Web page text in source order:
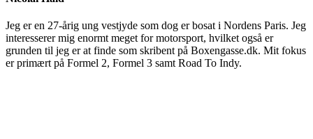
Jeg er en 27-årig ung vestjyde som dog er bosat i Nordens Paris. Jeg
interesserer mig enormt meget for motorsport, hvilket også er
grunden til jeg er at finde som skribent på Boxengasse.dk. Mit fokus
er primært på Formel 2, Formel 3 samt Road To Indy.